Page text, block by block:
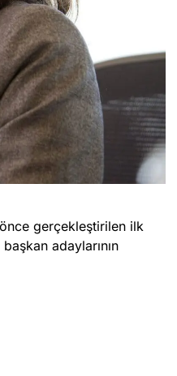
gerçekleştirilen ilk
adaylarının